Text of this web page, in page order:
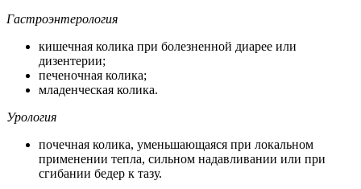
Гастроэнтерология
кишечная колика при болезненной диарее или
дизентерии;
печеночная колика;
младенческая колика.
Урология
почечная колика, уменьшающаяся при локальном
применении тепла, сильном надавливании или при
сгибании бедер к тазу.